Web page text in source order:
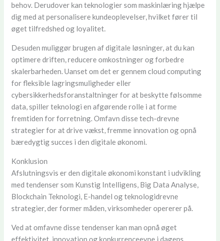
behov. Derudover kan teknologier som maskinlæring hjælpe
dig med at personalisere kundeoplevelser, hvilket fører til
øget tilfredshed og loyalitet.
Desuden muliggør brugen af digitale løsninger, at du kan
optimere driften, reducere omkostninger og forbedre
skalerbarheden. Uanset om det er gennem cloud computing
for fleksible lagringsmuligheder eller
cybersikkerhedsforanstaltninger for at beskytte følsomme
data, spiller teknologi en afgørende rolle i at forme
fremtiden for forretning. Omfavn disse tech-drevne
strategier for at drive vækst, fremme innovation og opnå
bæredygtig succes i den digitale økonomi.
Konklusion
Afslutningsvis er den digitale økonomi konstant i udvikling
med tendenser som Kunstig Intelligens, Big Data Analyse,
Blockchain Teknologi, E-handel og teknologidrevne
strategier, der former måden, virksomheder opererer på.
Ved at omfavne disse tendenser kan man opnå øget
effektivitet, innovation og konkurrenceevne i dagens